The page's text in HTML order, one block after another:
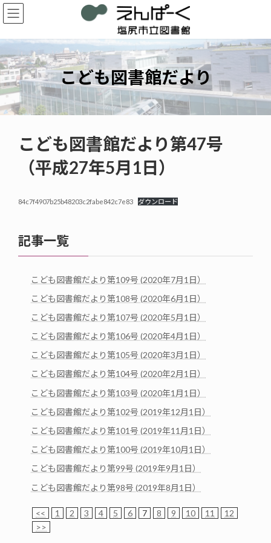
コ
ン
ン
ツ
へ
ス
キ
ッ
プ
ナ
ビ
ー
シ
ョ
ン
に
移
動
こども図書館だより
こども図書館だより第47号
（平成27年5月1日）
84c7f4907b25b48203c2fabe842c7e83 ダウンロード
記事一覧
こども図書館だより第109号 (2020年7月1日）
こども図書館だより第108号 (2020年6月1日）
こども図書館だより第107号 (2020年5月1日）
こども図書館だより第106号 (2020年4月1日）
こども図書館だより第105号 (2020年3月1日）
こども図書館だより第104号 (2020年2月1日）
こども図書館だより第103号 (2020年1月1日）
こども図書館だより第102号 (2019年12月1日）
こども図書館だより第101号 (2019年11月1日）
こども図書館だより第100号 (2019年10月1日）
こども図書館だより第99号 (2019年9月1日）
こども図書館だより第98号 (2019年8月1日）
<< 1 2 3 4 5 6 7 8 9 10 11
12
>>